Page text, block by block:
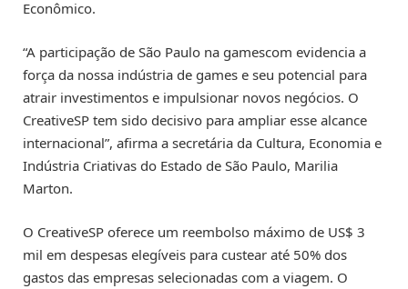
Econômico.
“A participação de São Paulo na gamescom evidencia a
força da nossa indústria de games e seu potencial para
atrair investimentos e impulsionar novos negócios. O
CreativeSP tem sido decisivo para ampliar esse alcance
internacional”, afirma a secretária da Cultura, Economia e
Indústria Criativas do Estado de São Paulo, Marilia
Marton.
O CreativeSP oferece um reembolso máximo de US$ 3
mil em despesas elegíveis para custear até 50% dos
gastos das empresas selecionadas com a viagem. O